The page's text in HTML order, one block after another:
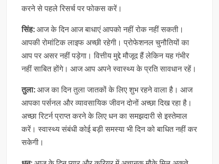
करने से पहले रिसर्च पर फोकस करें।
सिंह: आज के दिन आज बाधाएं आपको नहीं रोक नहीं सकती।
आपकी रोमांटिक लाइफ अच्छी रहेगी। प्रोफेशनल चुनौतियों का
आप पर असर नहीं पड़ेगा। वित्तीय मुद्दे मौजूद हैं लेकिन यह गंभीर
नहीं साबित होंगे। आज आप अपने स्वास्थ्य के प्रति सावधान रहें।
तुला: आज का दिन तुला जातकों के लिए शुभ रहने वाला है। आज
आपका पर्सनल और व्यावसायिक जीवन दोनों अच्छा दिख रहा है।
अच्छा रिटर्न प्राप्त करने के लिए धन का समझदारी से इस्तेमाल
करें। स्वास्थ्य संबंधी कोई बड़ी समस्या भी दिन को बाधित नहीं कर
सकेगी।